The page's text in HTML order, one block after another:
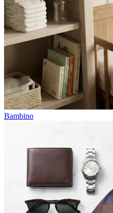
Bambino